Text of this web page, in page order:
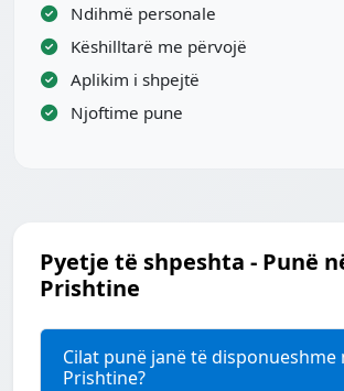
Ndihmë personale
Këshilltarë me përvojë
Aplikim i shpejtë
Njoftime pune
Pyetje të shpeshta - Punë
Prishtine
Cilat punë janë të disponueshme
Prishtine?